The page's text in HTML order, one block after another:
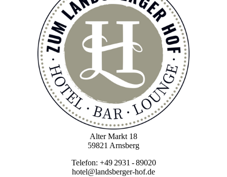
Alter Markt 18
59821 Arnsberg
Telefon: +49 2931 - 89020
hotel@landsberger-hof.de